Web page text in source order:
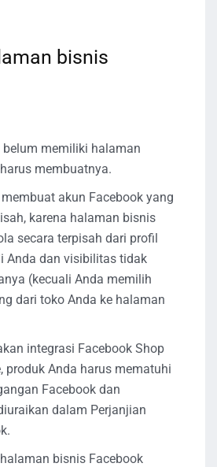
bisnis
memiliki halaman
membuatnya.
akun Facebook yang
karena halaman bisnis
secara terpisah dari profil
Anda dan visibilitas tidak
(kecuali Anda memilih
dari toko Anda ke halaman
integrasi Facebook Shop
produk Anda harus mematuhi
Facebook dan
dalam Perjanjian
bisnis Facebook